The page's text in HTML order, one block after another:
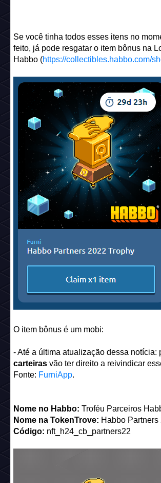
Se você tinha todos esses itens no
feito, já pode resgatar o item bônus na
Habbo (https://collectibles.habbo.com/
O item bônus é um mobi:
- Até a última atualização dessa notícia:
carteiras vão ter direito a reivindicar
Fonte: FurniApp.
Nome no Habbo: Troféu Parceiros
Nome na TokenTrove: Habbo Partners
Código: nft_h24_cb_partners22